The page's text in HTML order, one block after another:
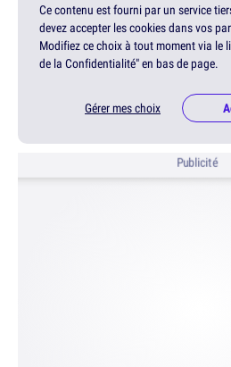
Ce contenu est fourni par un service
devez accepter les cookies dans vos
Modifiez ce choix à tout moment via le
de la Confidentialité" en bas de page.
Gérer mes choix
Publicité